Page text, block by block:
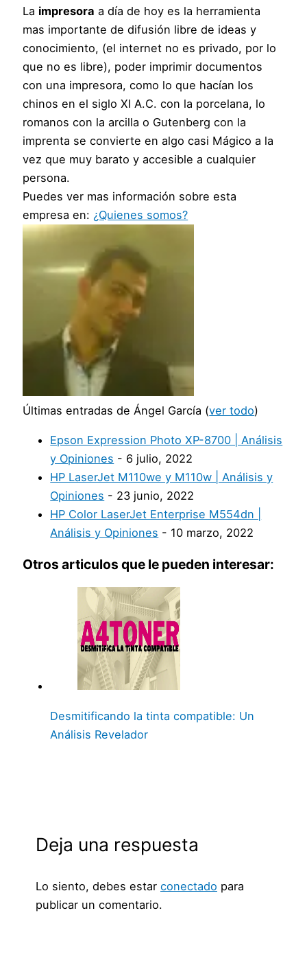
La impresora a día de hoy es la herramienta
mas importante de difusión libre de ideas y
conocimiento, (el internet no es privado, por lo
que no es libre), poder imprimir documentos
con una impresora, como lo que hacían los
chinos en el siglo XI A.C. con la porcelana, lo
romanos con la arcilla o Gutenberg con la
imprenta se convierte en algo casi Mágico a la
vez que muy barato y accesible a cualquier
persona.
Puedes ver mas información sobre esta
empresa en: ¿Quienes somos?
Últimas entradas de Ángel García (ver todo)
Epson Expression Photo XP-8700 | Análisis
y Opiniones - 6 julio, 2022
HP LaserJet M110we y M110w | Análisis y
Opiniones - 23 junio, 2022
HP Color LaserJet Enterprise M554dn |
Análisis y Opiniones - 10 marzo, 2022
Otros articulos que le pueden interesar:
Desmitificando la tinta compatible: Un
Análisis Revelador
Deja una respuesta
Lo siento, debes estar conectado para
publicar un comentario.